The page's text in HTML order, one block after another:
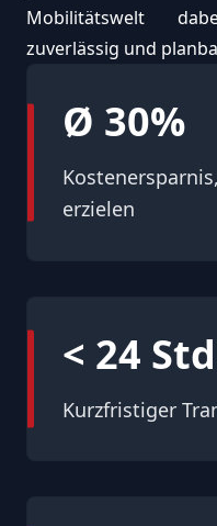
Mobilitätswelt
zuverlässig und
Ø 30%
erzielen
< 24
Kurzfristiger